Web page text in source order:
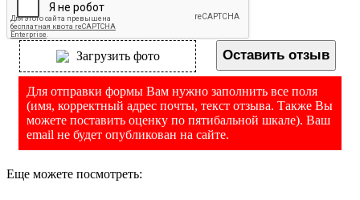
Загрузить фото Оставить отзыв
Для отправки формы Вам нужно заполнить все поля
(имя, корректный адрес почты, текст отзыва. Также Вы
можете поставить оценку по пятибальной шкале). Ваш
email не будет опубликован на сайте.
Еще можете посмотреть: